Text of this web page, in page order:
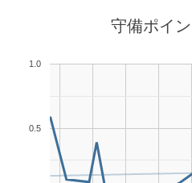
守備ポイ
0.5
1.0